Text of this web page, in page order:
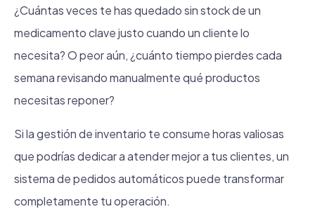
¿Cuántas veces te has quedado sin stock de un
medicamento clave justo cuando un cliente lo
necesita? O peor aún, ¿cuánto tiempo pierdes cada
semana revisando manualmente qué productos
necesitas reponer?
Si la gestión de inventario te consume horas valiosas
que podrías dedicar a atender mejor a tus clientes, un
sistema de pedidos automáticos puede transformar
completamente tu operación.